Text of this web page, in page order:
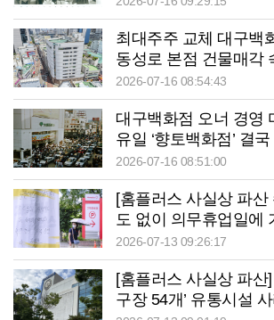
최대주주 교체 대구백
동성로 본점 건물매각
2026-07-16 08:54:43
대구백화점 오너 경영
유일 ‘향토백화점’ 결
2026-07-16 08:51:00
[홈플러스 사실상 파산
도 없이 의무휴업일
소상공인 후폭풍 덮친다
2026-07-13 09:26:17
[홈플러스 사실상 파산
구장 54개’ 유통시설